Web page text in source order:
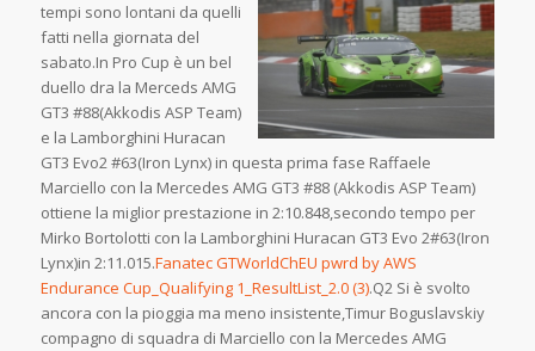
tempi sono lontani da quelli
fatti nella giornata del
sabato.In Pro Cup è un bel
duello dra la Merceds AMG
GT3 #88(Akkodis ASP Team)
e la Lamborghini Huracan
GT3 Evo2 #63(Iron Lynx) in questa prima fase Raffaele
Marciello con la Mercedes AMG GT3 #88 (Akkodis ASP Team)
ottiene la miglior prestazione in 2:10.848,secondo tempo per
Mirko Bortolotti con la Lamborghini Huracan GT3 Evo 2#63(Iron
Lynx)in 2:11.015.Fanatec GTWorldChEU pwrd by AWS
Endurance Cup_Qualifying 1_ResultList_2.0 (3).Q2 Si è svolto
ancora con la pioggia ma meno insistente,Timur Boguslavskiy
compagno di squadra di Marciello con la Mercedes AMG